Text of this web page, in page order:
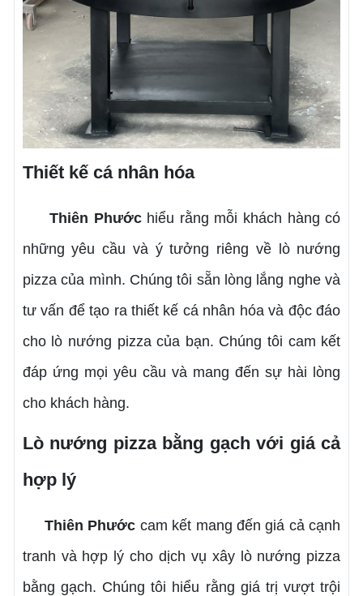
Thiết kế cá nhân hóa
Thiên Phướchiểu rằng mỗi khách hàng có
những yêu cầu và ý tưởng riêng về lò nướng
pizza của mình. Chúng tôi sẵn lòng lắng nghe và
tư vấn để tạo ra thiết kế cá nhân hóa và độc đáo
cho lò nướng pizza của bạn. Chúng tôi cam kết
đáp ứng mọi yêu cầu và mang đến sự hài lòng
cho khách hàng.
Lò nướng pizza bằng gạch với giá cả
hợp lý
Thiên Phước cam kết mang đến giá cả cạnh
tranh và hợp lý cho dịch vụ xây lò nướng pizza
bằng gạch. Chúng tôi hiểu rằng giá trị vượt trội